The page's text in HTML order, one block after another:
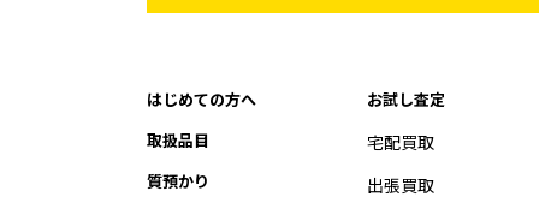
はじめての方へ
取扱品目
質預かり
お試し査定
宅配買取
出張買取